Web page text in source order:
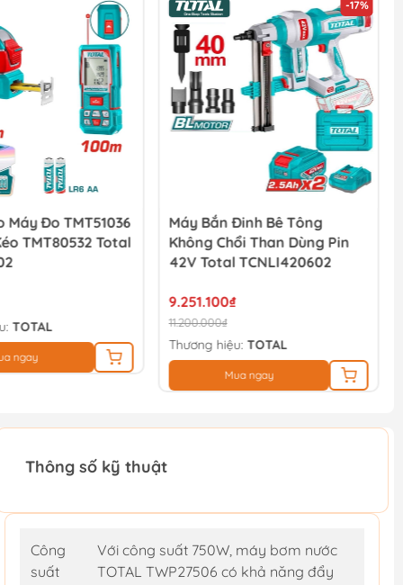
Máy Đo TMT51036
TMT80532 Total
TOTAL
ngay
-17%
Máy Bắn Đinh Bê Tông
Không Chổi Than Dùng Pin
42V Total TCNLI420602
9.251.100₫
11.200.000₫
Thương hiệu: TOTAL
Mua ngay
Thông số kỹ thuật
Công
suất
Với công suất 750W, máy bơm nước
TOTAL TWP27506 có khả năng đẩy